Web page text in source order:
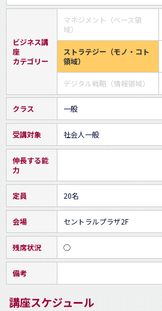
ビジネス講
座
カテゴリー
マネジメント（ベース領
域）
ストラテジー（モノ・コト
領域）
デジタル戦略（情報領域）
クラス 一般
受講対象 社会人一般
伸長する能
力
定員 20名
会場 セントラルプラザ2F
残席状況 ○
備考
講座スケジュール